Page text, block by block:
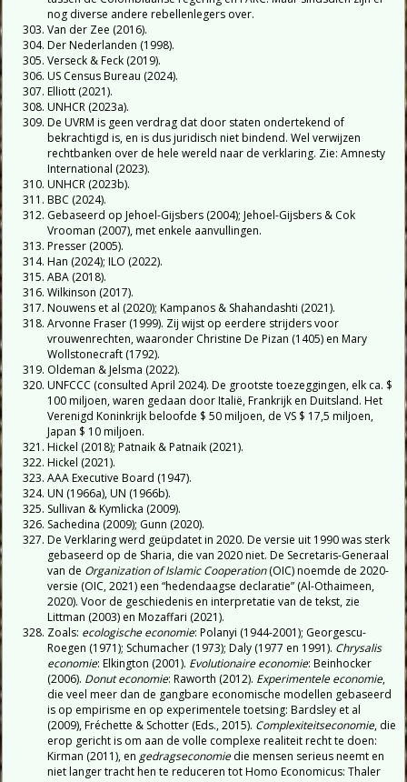
nog diverse andere rebellenlegers over.
Van der Zee (2016).
Der Nederlanden (1998).
Verseck & Feck (2019).
US Census Bureau (2024).
Elliott (2021).
UNHCR (2023a).
De UVRM is geen verdrag dat door staten ondertekend of
bekrachtigd is, en is dus juridisch niet bindend. Wel verwijzen
rechtbanken over de hele wereld naar de verklaring. Zie: Amnesty
International (2023).
UNHCR (2023b).
BBC (2024).
Gebaseerd op Jehoel-Gijsbers (2004); Jehoel-Gijsbers & Cok
Vrooman (2007), met enkele aanvullingen.
Presser (2005).
Han (2024); ILO (2022).
ABA (2018).
Wilkinson (2017).
Nouwens et al (2020); Kampanos & Shahandashti (2021).
Arvonne Fraser (1999). Zij wijst op eerdere strijders voor
vrouwenrechten, waaronder Christine De Pizan (1405) en Mary
Wollstonecraft (1792).
Oldeman & Jelsma (2022).
UNFCCC (consulted April 2024). De grootste toezeggingen, elk ca. $
100 miljoen, waren gedaan door Italië, Frankrijk en Duitsland. Het
Verenigd Koninkrijk beloofde $ 50 miljoen, de VS $ 17,5 miljoen,
Japan $ 10 miljoen.
Hickel (2018); Patnaik & Patnaik (2021).
Hickel (2021).
AAA Executive Board (1947).
UN (1966a), UN (1966b).
Sullivan & Kymlicka (2009).
Sachedina (2009); Gunn (2020).
De Verklaring werd geüpdatet in 2020. De versie uit 1990 was sterk
gebaseerd op de Sharia, die van 2020 niet. De Secretaris-Generaal
van de Organization of Islamic Cooperation(OIC) noemde de 2020-
versie (OIC, 2021) een “hedendaagse declaratie” (Al-Othaimeen,
2020). Voor de geschiedenis en interpretatie van de tekst, zie
Littman (2003) en Mozaffari (2021).
Zoals: ecologische economie: Polanyi (1944-2001); Georgescu-
Roegen (1971); Schumacher (1973); Daly (1977 en 1991). Chrysalis
economie: Elkington (2001). Evolutionaire economie: Beinhocker
(2006). Donut economie: Raworth (2012). Experimentele economie,
die veel meer dan de gangbare economische modellen gebaseerd
is op empirisme en op experimentele toetsing: Bardsley et al
(2009), Fréchette & Schotter (Eds., 2015). Complexiteitseconomie, die
erop gericht is om aan de volle complexe realiteit recht te doen:
Kirman (2011), en gedragseconomiedie mensen serieus neemt en
niet langer tracht hen te reduceren tot Homo Economicus: Thaler